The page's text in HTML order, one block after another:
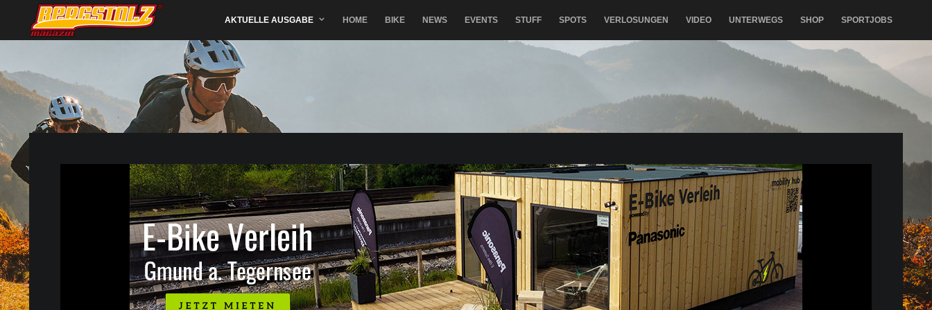
AKTUELLE AUSGABE HOME BIKE NEWS EVENTS STUFF SPOTS VERLOSUNGEN VIDEO UNTERWEGS SHOP SPORTJOBS